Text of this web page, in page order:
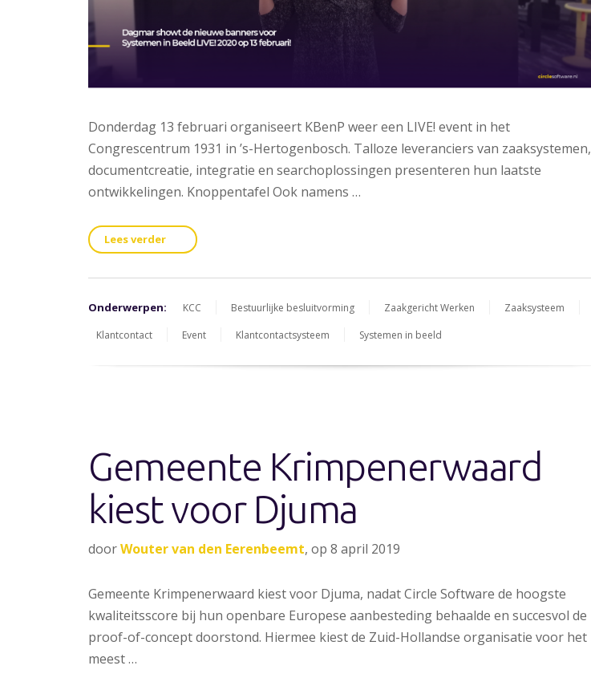
Donderdag 13 februari organiseert KBenP weer een LIVE! event in het
Congrescentrum 1931 in ’s-Hertogenbosch. Talloze leveranciers van zaaksystemen,
documentcreatie, integratie en searchoplossingen presenteren hun laatste
ontwikkelingen. Knoppentafel Ook namens …
Lees verder
Onderwerpen: KCC Bestuurlijke besluitvorming Zaakgericht Werken
Zaaksysteem
Klantcontact
Event Klantcontactsysteem Systemen in beeld
Gemeente Krimpenerwaard
kiest voor Djuma
doorWouter van den Eerenbeemt, op 8 april 2019
Gemeente Krimpenerwaard kiest voor Djuma, nadat Circle Software de hoogste
kwaliteitsscore bij hun openbare Europese aanbesteding behaalde en succesvol de
proof-of-concept doorstond. Hiermee kiest de Zuid-Hollandse organisatie voor het
meest …